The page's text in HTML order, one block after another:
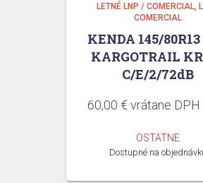
LETNÉ LNP / COMERCIAL
COMERCIAL
KENDA 145/
KARGOTRAIL
C/E/2/72dB
60,00 €vrátane DPH
OSTATNE
Dostupné na